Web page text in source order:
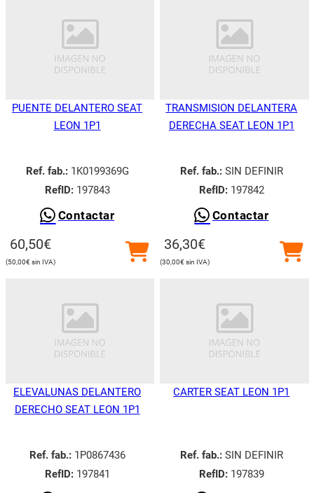
PUENTE DELANTERO SEAT
LEON 1P1
Ref. fab.:1K0199369G
RefID:197843
Contactar
60,50€
50,00€
TRANSMISION DELANTERA
DERECHA SEAT LEON 1P1
Ref. fab.:SIN DEFINIR
RefID:197842
Contactar
36,30€
30,00€
ELEVALUNAS DELANTERO
DERECHO SEAT LEON 1P1
Ref. fab.:1P0867436
RefID:197841
CARTER SEAT LEON 1P1
Ref. fab.:SIN DEFINIR
RefID:197839